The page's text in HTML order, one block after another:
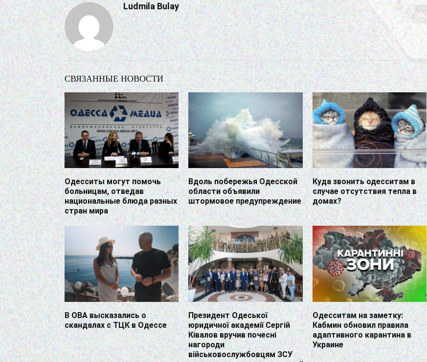
Ludmila Bulay
СВЯЗАННЫЕ НОВОСТИ
Одесситы могут помочь
больницам, отведав
национальные блюда разных
стран мира
Вдоль побережья Одесской
области объявили
штормовое предупреждение
Куда звонить одесситам в
случае отсутствия тепла в
домах?
В ОВА высказались о
скандалах с ТЦК в Одессе
Президент Одеської
юридичної академії Сергій
Ківалов вручив почесні
нагороди
військовослужбовцям ЗСУ
Одесситам на заметку:
Кабмин обновил правила
адаптивного карантина в
Украине